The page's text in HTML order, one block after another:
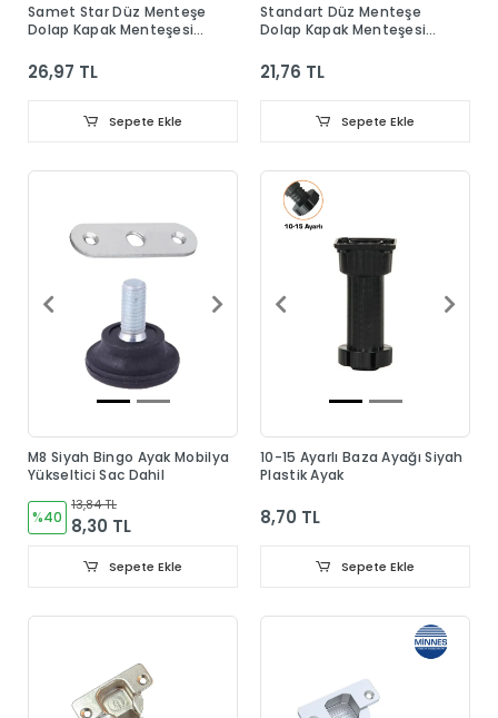
Samet Star Düz Menteşe
Dolap Kapak Menteşesi
26,97 TL
Sepete Ekle
Standart Düz Menteşe
Dolap Kapak Menteşesi
21,76 TL
Sepete Ekle
M8 Siyah Bingo Ayak Mobilya
Yükseltici Sac Dahil
%40
13,84 TL
8,30 TL
Sepete Ekle
10-15 Ayarlı Baza Ayağı Siyah
Plastik Ayak
8,70 TL
Sepete Ekle